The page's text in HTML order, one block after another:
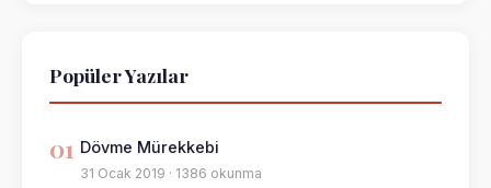
Popüler Yazılar
01 Dövme Mürekkebi
31 Ocak 2019 · 1386 okunma